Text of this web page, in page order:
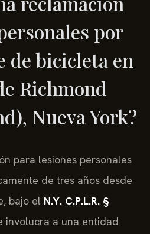
por
de bicicleta en
Richmond
Nueva York?
para lesiones personales
de tres años desde
bajo el N.Y. C.P.L.R. §
involucra a una entidad